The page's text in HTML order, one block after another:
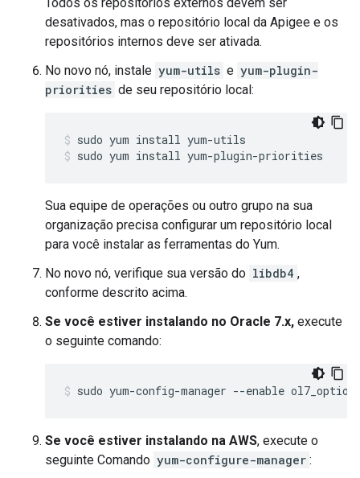
desativados, mas o repositório local da Apigee e os
repositórios internos deve ser ativada.
No novo nó, instale yum-utils e yum-plugin-
priorities de seu repositório local:
sudo yum install yum-plugin-priorities
Sua equipe de operações ou outro grupo na sua
organização precisa configurar um repositório local
para você instalar as ferramentas do Yum.
No novo nó, verifique sua versão do libdb4 ,
conforme descrito acima.
Se você estiver instalando no Oracle 7.x, execute
o seguinte comando:
sudo yum-config-manager --enable
Se você estiver instalando na AWS, execute o
seguinte Comando yum-configure-manager :